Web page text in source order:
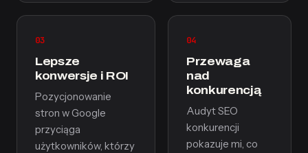
03
Lepsze
konwersje i ROI
Pozycjonowanie
stron w Google
przyciąga
użytkowników, którzy
04
Przewaga
nad
konkurencją
Audyt SEO
konkurencji
pokazuje mi, co